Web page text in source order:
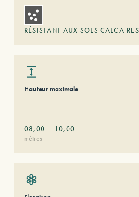
RÉSISTANT AUX SOLS CALCAIRES
Hauteur maximale
08,00 – 10,00
mètres